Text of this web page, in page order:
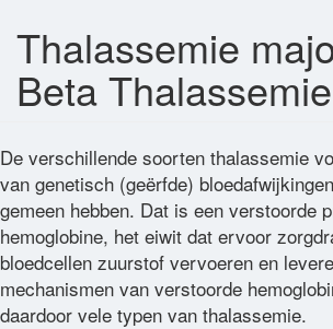
Over Ons
Downloads
Nieuws
Woordenlijst
Contact
Thalassemie
Beta Thalassemie
De verschillende soorten thalassemie
van genetisch (geërfde)
gemeen hebben. Dat is een verstoorde
hemoglobine, het eiwit dat ervoor
bloedcellen zuurstof vervoeren en
mechanismen van verstoorde
daardoor vele typen van thalassemie.